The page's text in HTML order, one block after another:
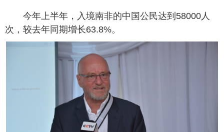
今年上半年，入境南非的中国公民达到58000人
次，较去年同期增长63.8%。